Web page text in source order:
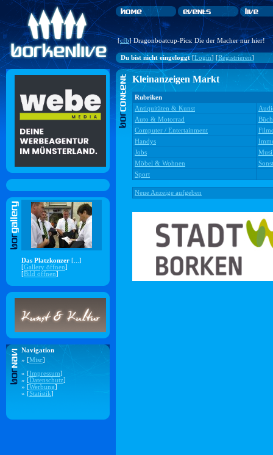
[cfb] Dragonboatcup-Pics: Die der Macher nur hier!
Du bist nicht eingeloggt[Login] [Registrieren]
Das Platzkonzer [...]
[Gallery öffnen]
[Bild öffnen]
Navigation
» [Misc]
» [Impressum]
» [Datenschutz]
» [Werbung]
» [Statistik]
Kleinanzeigen Markt
Rubriken
Antiquitäten & Kunst
Auto & Motorrad
Computer / Entertainment
Handys
Jobs
Möbel & Wohnen
Sport
Neue Anzeige aufgeben